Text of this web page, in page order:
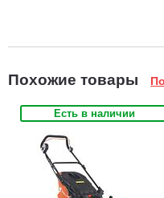
Похожие товары
Есть в наличии